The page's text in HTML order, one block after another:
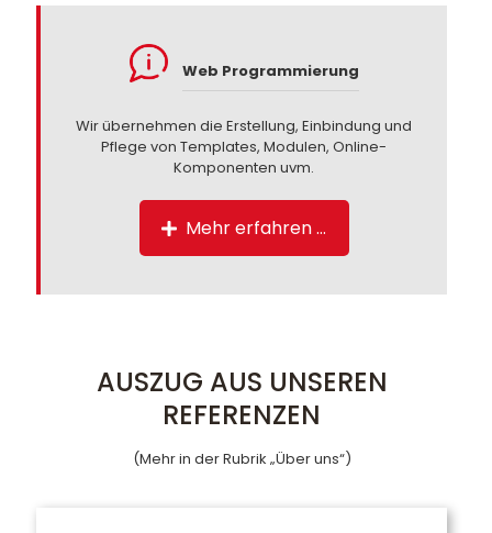
Web Programmierung
Wir übernehmen die Erstellung, Einbindung und
Pflege von Templates, Modulen, Online-
Komponenten uvm.
Mehr erfahren …
AUSZUG AUS UNSEREN
REFERENZEN
(Mehr in der Rubrik „Über uns“)